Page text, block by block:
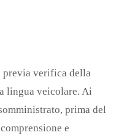
previa verifica della
lingua veicolare. Ai
prima del
e